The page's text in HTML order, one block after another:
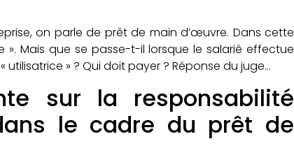
on parle de prêt de main d’œuvre. Dans cette
». Mais que se passe-t-il lorsque le salarié effectue
» ? Qui doit payer ? Réponse du juge…
sur la responsabilité
le cadre du prêt de